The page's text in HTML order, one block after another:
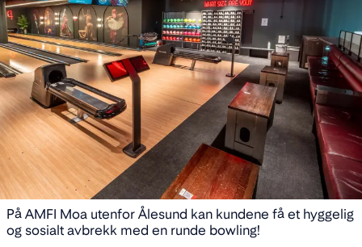
På AMFI Moa utenfor Ålesund kan kundene få et hyggelig
og sosialt avbrekk med en runde bowling!